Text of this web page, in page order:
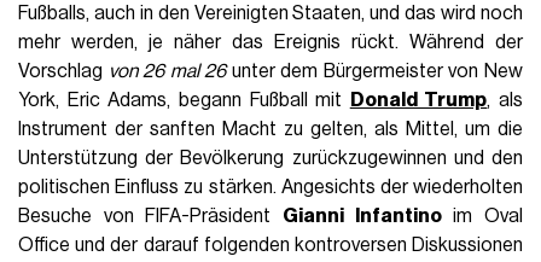
Fußballs, auch in den Vereinigten Staaten, und das wird noch
mehr werden, je näher das Ereignis rückt. Während der
Vorschlag von 26 mal 26unter dem Bürgermeister von New
York, Eric Adams, begann Fußball mit
Donald Trump, als
Instrument der sanften Macht zu gelten, als Mittel, um die
Unterstützung der Bevölkerung zurückzugewinnen und den
politischen Einfluss zu stärken. Angesichts der wiederholten
Besuche von FIFA-Präsident Gianni Infantinoim Oval
Office und der darauf folgenden kontroversen Diskussionen